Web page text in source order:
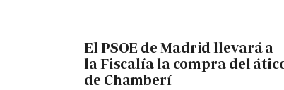
El PSOE de Madrid llevará a
la Fiscalía la compra del
de Chamberí